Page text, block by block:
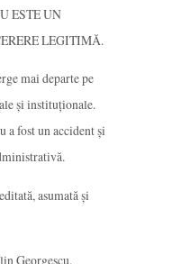
ESTE UN
LEGITIMĂ.
mai departe pe
și instituționale.
a fost un accident și
asumată și
Georgescu,